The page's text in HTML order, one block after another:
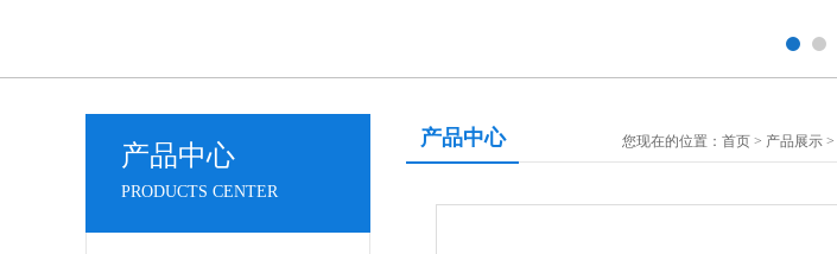
产品中心
PRODUCTS CENTER
产品中心 您现在的位置： 首页 > 产品展示 >